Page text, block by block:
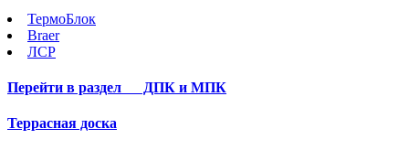
ТермоБлок
Braer
ЛСР
Перейти в раздел ДПК и МПК
Террасная доска